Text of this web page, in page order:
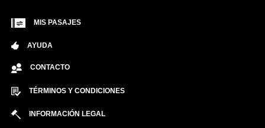
MIS PASAJES
AYUDA
CONTACTO
TÉRMINOS Y CONDICIONES
INFORMACIÓN LEGAL